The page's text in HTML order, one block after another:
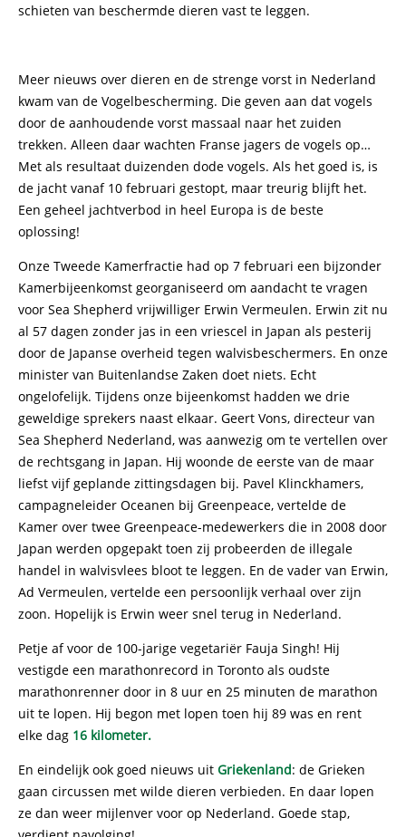
schieten van beschermde dieren vast te leggen.
Meer nieuws over dieren en de strenge vorst in Nederland
kwam van de Vogelbescherming. Die geven aan dat vogels
door de aanhoudende vorst massaal naar het zuiden
trekken. Alleen daar wachten Franse jagers de vogels op…
Met als resultaat duizenden dode vogels. Als het goed is, is
de jacht vanaf 10 februari gestopt, maar treurig blijft het.
Een geheel jachtverbod in heel Europa is de beste
oplossing!
Onze Tweede Kamerfractie had op 7 februari een bijzonder
Kamerbijeenkomst georganiseerd om aandacht te vragen
voor Sea Shepherd vrijwilliger Erwin Vermeulen. Erwin zit nu
al 57 dagen zonder jas in een vriescel in Japan als pesterij
door de Japanse overheid tegen walvisbeschermers. En onze
minister van Buitenlandse Zaken doet niets. Echt
ongelofelijk. Tijdens onze bijeenkomst hadden we drie
geweldige sprekers naast elkaar. Geert Vons, directeur van
Sea Shepherd Nederland, was aanwezig om te vertellen over
de rechtsgang in Japan. Hij woonde de eerste van de maar
liefst vijf geplande zittingsdagen bij. Pavel Klinckhamers,
campagneleider Oceanen bij Greenpeace, vertelde de
Kamer over twee Greenpeace-medewerkers die in 2008 door
Japan werden opgepakt toen zij probeerden de illegale
handel in walvisvlees bloot te leggen. En de vader van Erwin,
Ad Vermeulen, vertelde een persoonlijk verhaal over zijn
zoon. Hopelijk is Erwin weer snel terug in Nederland.
Petje af voor de 100-jarige vegetariër Fauja Singh! Hij
vestigde een marathonrecord in Toronto als oudste
marathonrenner door in 8 uur en 25 minuten de marathon
uit te lopen. Hij begon met lopen toen hij 89 was en rent
elke dag 16 kilometer.
En eindelijk ook goed nieuws uit Griekenland: de Grieken
gaan circussen met wilde dieren verbieden. En daar lopen
ze dan weer mijlenver voor op Nederland. Goede stap,